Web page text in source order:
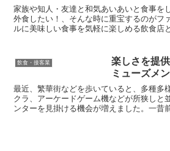
家族や知人・友達と和気あいあいと食事を
外食したい！、そんな時に重宝するのがフ
ルに美味しい食事を気軽に楽しめる飲食店
飲食・接客業
楽しさを提
ミューズメ
最近、繁華街などを歩いていると、多種多
クラ、アーケードゲーム機などが所狭しと
ンターを見掛ける機会が増えました。一昔